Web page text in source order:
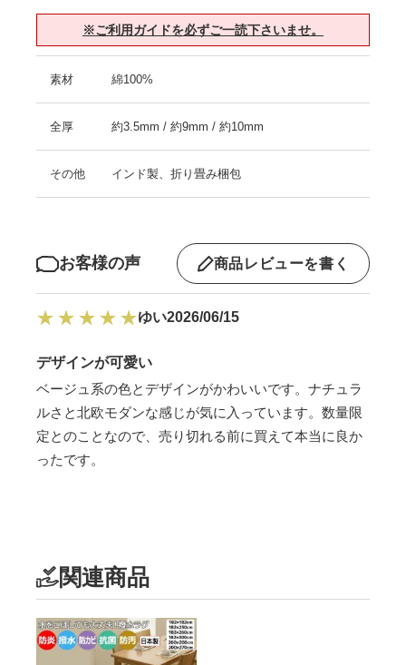
※ご利用ガイドを必ずご一読下さいませ。
素材 綿100%
全厚 約3.5mm / 約9mm / 約10mm
その他 インド製、折り畳み梱包
お客様の声 商品レビューを書く
ゆい2026/06/15
デザインが可愛い
ベージュ系の色とデザインがかわいいです。ナチュラ
ルさと北欧モダンな感じが気に入っています。数量限
定とのことなので、売り切れる前に買えて本当に良か
ったです。
関連商品